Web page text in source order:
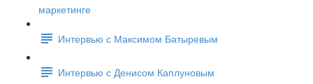
маркетинге
Интервью с Максимом Батыревым
Интервью с Денисом Каплуновым